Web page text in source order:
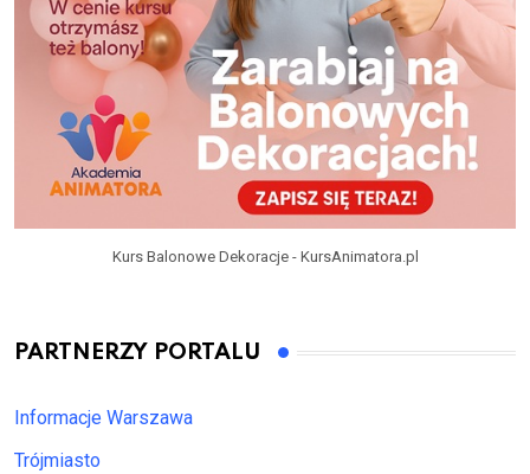
Kurs Balonowe Dekoracje - KursAnimatora.pl
PARTNERZY PORTALU
Informacje Warszawa
Trójmiasto